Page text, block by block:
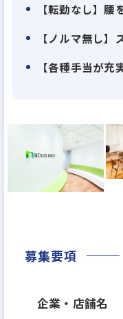
業界にとってより
最新のテクノロジ
ダクトを開発して
・不動産を通じた
ットフォーム
・業界の根深い課
ウドファンディング
≪当社のビジョン≫
【転勤なし】腰
【ノルマ無し】
【各種手当が
募集要項
企業・店舗名